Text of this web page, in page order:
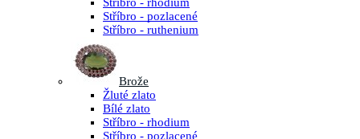
Stříbro - pozlacené
Stříbro - ruthenium
Brože
Žluté zlato
Bílé zlato
Stříbro - rhodium
Stříbro - pozlacené